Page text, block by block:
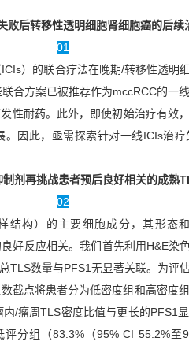
败后转移性透明细胞肾细胞癌的后续
01
）的联合疗法在晚期/转移性透明
合方案已被推荐作为mccRCC的一
性耐药。此外，即使初始治疗有效
因此，亟需探索针对一线ICIs治
剂再挑战患者预后良好相关的成熟
02
结构）的主要细胞成分，其形态
好反应相关。我们首先利用H&E染
TLS数量与PFS1无显著关联。为评
截点将患者分为低密度组和高密度
/瘤周TLS密度比值与更长的PFS1
分组（83.3%（95% CI 55.2%至